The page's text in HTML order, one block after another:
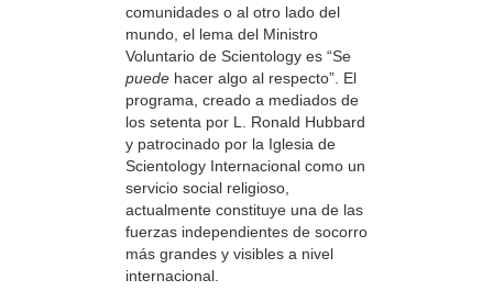
comunidades o al otro lado del
mundo, el lema del Ministro
Voluntario de Scientology es “Se
puede hacer algo al respecto”. El
programa, creado a mediados de
los setenta por L. Ronald Hubbard
y patrocinado por la Iglesia de
Scientology Internacional como un
servicio social religioso,
actualmente constituye una de las
fuerzas independientes de socorro
más grandes y visibles a nivel
internacional.